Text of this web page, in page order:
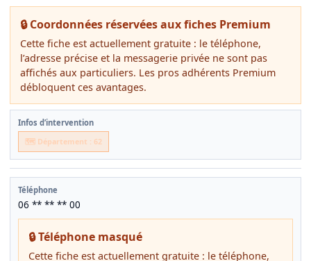
🔒 Coordonnées réservées aux fiches Premium
Cette fiche est actuellement gratuite : le téléphone,
l’adresse précise et la messagerie privée ne sont pas
affichés aux particuliers. Les pros adhérents Premium
débloquent ces avantages.
Infos d’intervention
🗺️ Département : 62
Téléphone
06 ** ** ** 00
🔒 Téléphone masqué
Cette fiche est actuellement gratuite : le téléphone,